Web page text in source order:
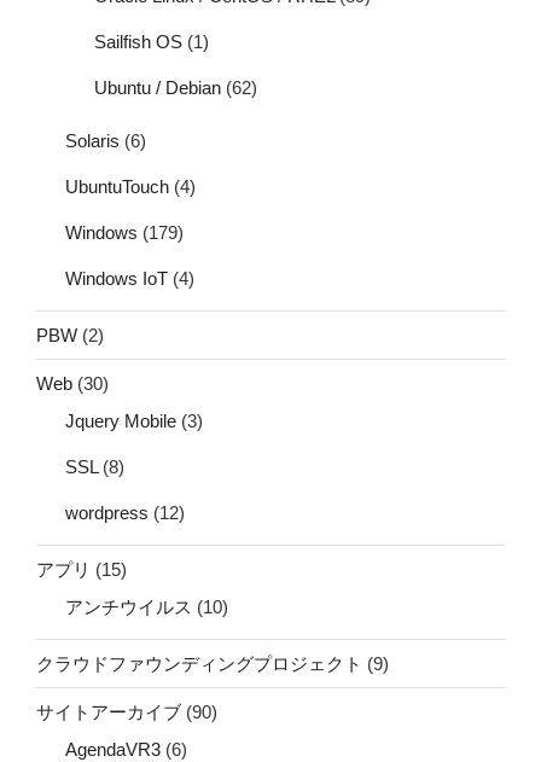
Sailfish OS (1)
Ubuntu / Debian (62)
Solaris (6)
UbuntuTouch (4)
Windows (179)
Windows IoT (4)
PBW (2)
Web (30)
Jquery Mobile (3)
SSL(8)
wordpress (12)
アプリ (15)
アンチウイルス (10)
クラウドファウンディングプロジェクト (9)
サイトアーカイブ (90)
AgendaVR3 (6)